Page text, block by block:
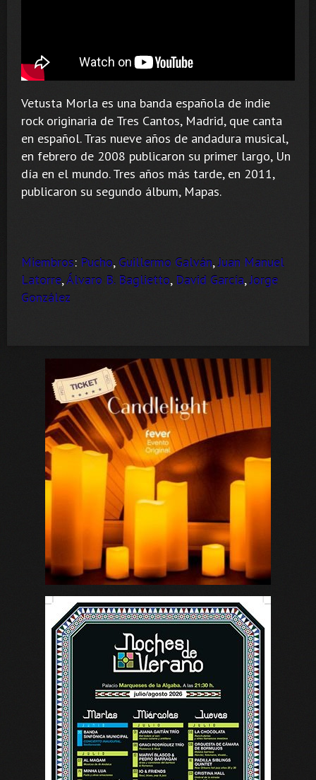
Vetusta Morla es una banda española de indie
rock originaria de Tres Cantos, Madrid, que canta
en español. Tras nueve años de andadura musical,
en febrero de 2008 publicaron su primer largo, Un
día en el mundo. Tres años más tarde, en 2011,
publicaron su segundo álbum, Mapas.​
Miembros: Pucho, Guillermo Galván, Juan Manuel
Latorre,Álvaro B. Baglietto, David García, Jorge
González